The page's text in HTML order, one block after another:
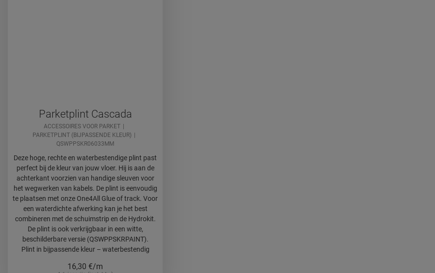
Parketplint Cascada
ACCESSOIRES VOOR PARKET
PARKETPLINT (BIJPASSENDE KLEUR)
QSWPPSKR06033MM
Deze hoge, rechte en waterbestendige plint past
perfect bij de kleur van jouw vloer. Hij is aan de
achterkant voorzien van handige sleuven voor
het wegwerken van kabels. De plint is eenvoudig
te plaatsen met onze One4All Glue of track. Voor
een waterdichte afwerking kan je het best
combineren met de schuimstrip en de Hydrokit.
De plint is ook verkrijgbaar in een witte,
beschilderbare versie (QSWPPSKRPAINT).
Plint in bijpassende kleur – waterbestendig
16,30 €/m